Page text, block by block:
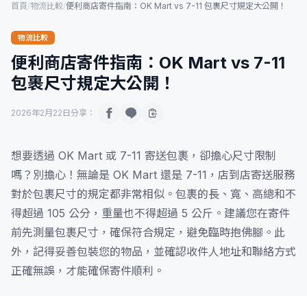
首頁/物流比較/便利商店寄件指南：OK Mart vs 7-11 包裹尺寸規定大公開！
物流比較
便利商店寄件指南：OK Mart vs 7-11
包裹尺寸規定大公開！
2026年2月22日 分享：
想要透過 OK Mart 或 7-11 寄送包裹，卻擔心尺寸限制
嗎？別擔心！無論是 OK Mart 還是 7-11，店到店寄送服務
對於包裹尺寸的規定都非常相似。包裹的長、寬、高總和不
得超過 105 公分，重量也不得超過 5 公斤。建議您在寄件
前先測量包裹尺寸，確保符合規定，避免臨時抱佛腳。此
外，記得妥善包裝您的物品，並確認收件人地址和聯絡方式
正確無誤，才能確保寄件順利。